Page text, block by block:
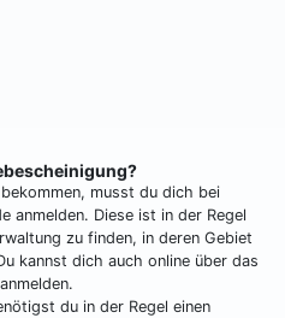
musst du dich bei
anmelden. Diese ist in der Regel
zu finden, in deren Gebiet
kannst dich auch online über das
du in der Regel einen